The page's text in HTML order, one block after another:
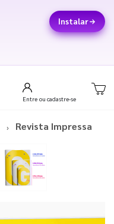
Instalar
Entre ou cadastre-se
Revista Impressa